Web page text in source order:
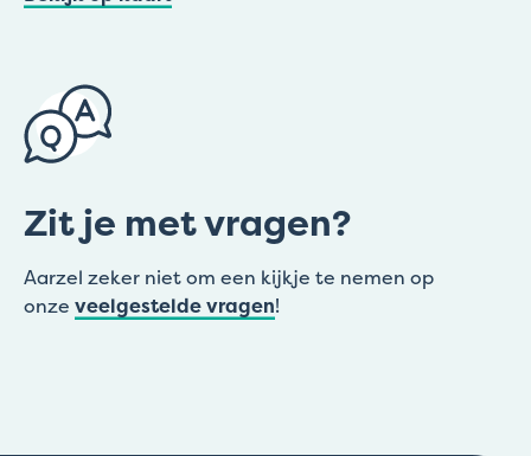
Zit je met vragen?
Aarzel zeker niet om een kijkje te nemen op
onze veelgestelde vragen!